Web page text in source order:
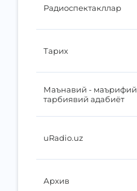
Радиоспектакллар
Тарих
Маънавий - маърифий ва
тарбиявий адабиёт
uRadio.uz
Архив